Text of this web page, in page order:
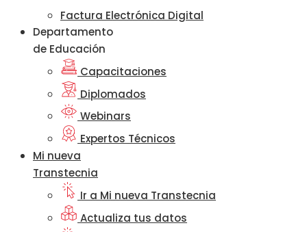
Factura Electrónica Digital
Departamento
de Educación
Capacitaciones
Diplomados
Webinars
Expertos Técnicos
Mi nueva
Transtecnia
Ir a Mi nueva Transtecnia
Actualiza tus datos